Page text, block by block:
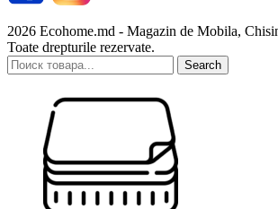
2026 Ecohome.md - Magazin de Mobila,
Toate drepturile rezervate.
Search